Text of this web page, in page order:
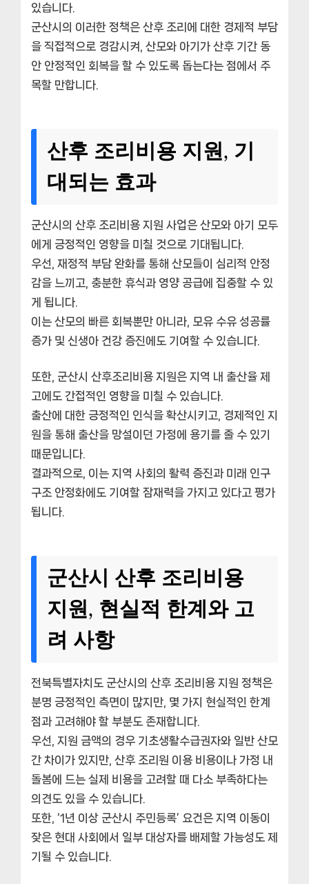
있습니다.
군산시의 이러한 정책은 산후 조리에 대한 경제적 부담
을 직접적으로 경감시켜, 산모와 아기가 산후 기간 동
안 안정적인 회복을 할 수 있도록 돕는다는 점에서 주
목할 만합니다.
산후 조리비용 지원, 기
대되는 효과
군산시의 산후 조리비용 지원 사업은 산모와 아기 모두
에게 긍정적인 영향을 미칠 것으로 기대됩니다.
우선, 재정적 부담 완화를 통해 산모들이 심리적 안정
감을 느끼고, 충분한 휴식과 영양 공급에 집중할 수 있
게 됩니다.
이는 산모의 빠른 회복뿐만 아니라, 모유 수유 성공률
증가 및 신생아 건강 증진에도 기여할 수 있습니다.
또한, 군산시 산후조리비용 지원은 지역 내 출산율 제
고에도 간접적인 영향을 미칠 수 있습니다.
출산에 대한 긍정적인 인식을 확산시키고, 경제적인 지
원을 통해 출산을 망설이던 가정에 용기를 줄 수 있기
때문입니다.
결과적으로, 이는 지역 사회의 활력 증진과 미래 인구
구조 안정화에도 기여할 잠재력을 가지고 있다고 평가
됩니다.
군산시 산후 조리비용
지원, 현실적 한계와 고
려 사항
전북특별자치도 군산시의 산후 조리비용 지원 정책은
분명 긍정적인 측면이 많지만, 몇 가지 현실적인 한계
점과 고려해야 할 부분도 존재합니다.
우선, 지원 금액의 경우 기초생활수급권자와 일반 산모
간 차이가 있지만, 산후 조리원 이용 비용이나 가정 내
돌봄에 드는 실제 비용을 고려할 때 다소 부족하다는
의견도 있을 수 있습니다.
또한, ‘1년 이상 군산시 주민등록’ 요건은 지역 이동이
잦은 현대 사회에서 일부 대상자를 배제할 가능성도 제
기될 수 있습니다.